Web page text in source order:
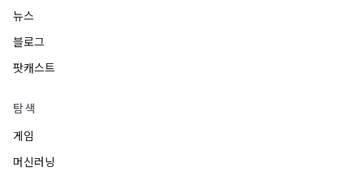
뉴스
블로그
팟캐스트
탐색
게임
머신러닝